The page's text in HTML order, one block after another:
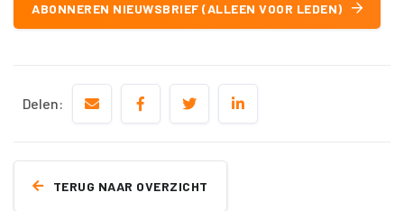
ABONNEREN NIEUWSBRIEF (ALLEEN VOOR LEDEN)
Delen:
TERUG NAAR OVERZICHT